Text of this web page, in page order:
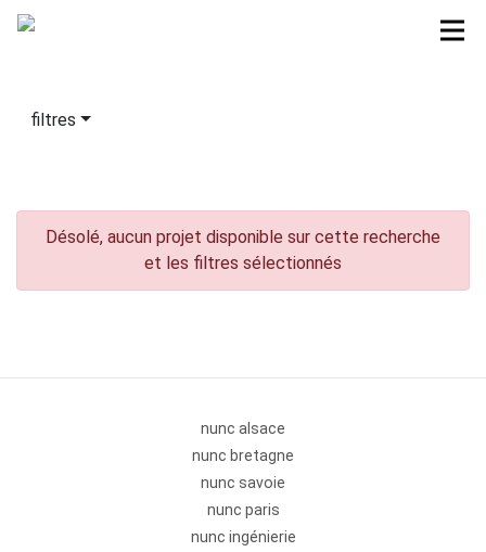
filtres
Désolé, aucun projet disponible sur cette recherche
et les filtres sélectionnés
nunc alsace
nunc bretagne
nunc savoie
nunc paris
nunc ingénierie